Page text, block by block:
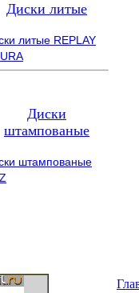
Диски литые
литые REPLAY
Диски
штампованые
штампованые